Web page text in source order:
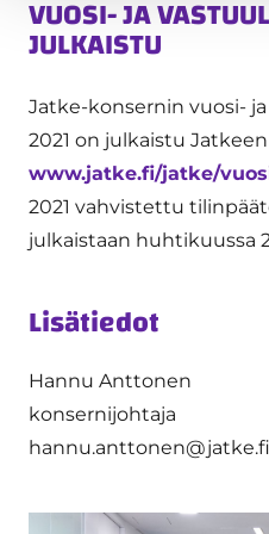
VUOSI- JA
JULKAISTU
Jatke-konsernin vuosi-
2021 on julkaistu
www.jatke.fi/jatke/
2021 vahvistettu
julkaistaan huhtikuussa
Lisätiedot
Hannu Anttonen
konsernijohtaja
hannu.anttonen@jatke.fi